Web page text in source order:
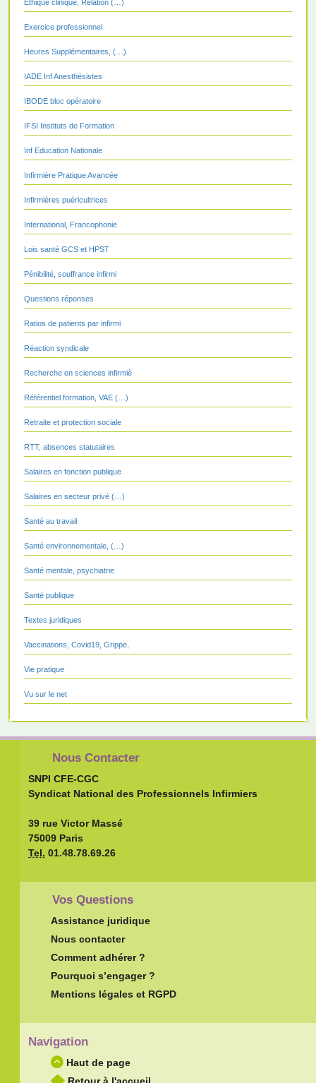
Ethique clinique, Relation (…)
Exercice professionnel
Heures Supplémentaires, (…)
IADE Inf Anesthésistes
IBODE bloc opératoire
IFSI Instituts de Formation
Inf Education Nationale
Infirmière Pratique Avancée
Infirmières puéricultrices
International, Francophonie
Lois santé GCS et HPST
Pénibilité, souffrance infirmi
Questions réponses
Ratios de patients par infirmi
Réaction syndicale
Recherche en sciences infirmiè
Référentiel formation, VAE (…)
Retraite et protection sociale
RTT, absences statutaires
Salaires en fonction publique
Salaires en secteur privé (…)
Santé au travail
Santé environnementale, (…)
Santé mentale, psychiatrie
Santé publique
Textes juridiques
Vaccinations, Covid19, Grippe,
Vie pratique
Vu sur le net
Nous Contacter
SNPI CFE-CGC
Syndicat National des Professionnels Infirmiers
39 rue Victor Massé
75009 Paris
Tel. 01.48.78.69.26
Vos Questions
Assistance juridique
Nous contacter
Comment adhérer ?
Pourquoi s’engager ?
Mentions légales et RGPD
Navigation
Haut de page
Retour à l'accueil